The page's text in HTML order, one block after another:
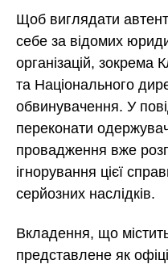
Щоб виглядати
себе за відомих
організацій,
та Національного
обвинувачення. У
переконати
провадження вже
ігнорування цієї
серйозних наслідків.
Вкладення, що
представлене як